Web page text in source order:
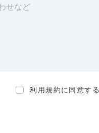
利用規約に同意する